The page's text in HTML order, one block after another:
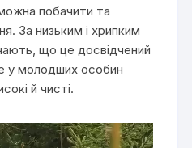
побачити та
За низьким і хрипким
що це досвідчений
у молодших особин
й чисті.